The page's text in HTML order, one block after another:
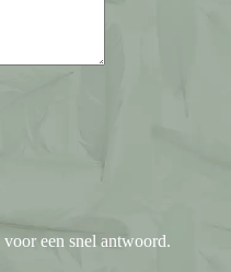
voor een snel antwoord.